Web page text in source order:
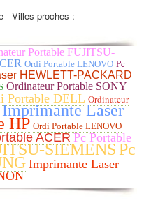
, les programmes et de
de rares situations, il peut
malveillants (malwares)
importants aux systèmes et
des virus et malwares les plus
date de connaissance en
WannaCry était un ransomware
milliers d'ordinateurs dans le
vulnérabilité de Windows. Il
et exigeait une rançon en
en juin 2017 et a été classé
objectif principal semblait être
de gagner de l'argent grâce
- Villes proches :
Portable FUJITSU-
Ordi Portable LENOVO Pc
HEWLETT-PACKARD
Ordinateur Portable SONY
Portable DELL Ordinateur
Imprimante Laser
HP Ordi Portable LENOVO
ACER Pc Portable
SIEMENSPc
Imprimante Laser